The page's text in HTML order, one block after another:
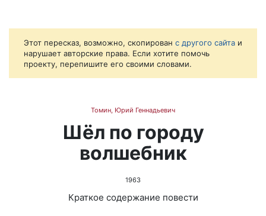
Этот пересказ, возможно, скопирован с другого сайта и
нарушает авторские права. Если хотите помочь
проекту, перепишите его своими словами.
Томин, Юрий Геннадьевич
Шёл по городу
волшебник
1963
Краткое содержание повести